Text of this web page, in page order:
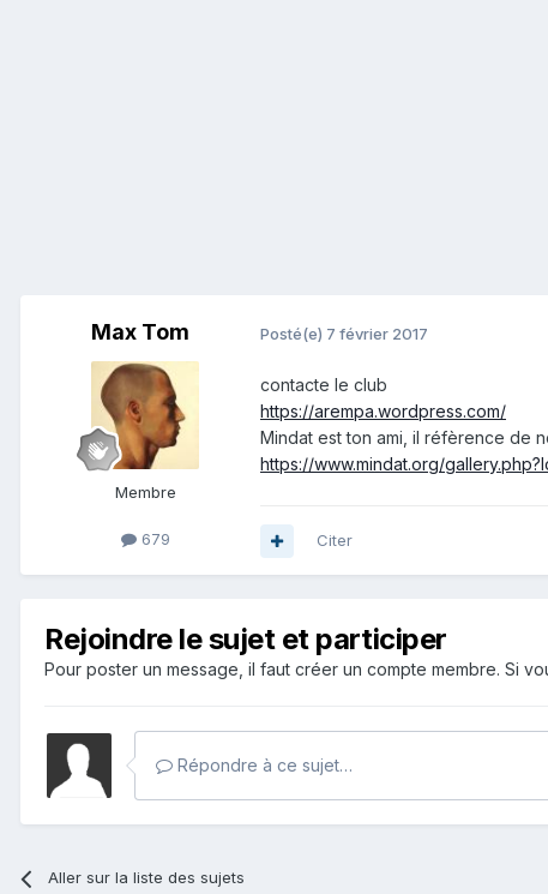
Max Tom
Membre
679
Posté(e) 7 février 2017
contacte le club
https://arempa.wordpress.com/
Mindat est ton ami, il réfèrence de
https://www.mindat.org/
Citer
Rejoindre le sujet et participer
Pour poster un message, il faut créer un compte membre. Si
Répondre à ce sujet…
Aller sur la liste des sujets